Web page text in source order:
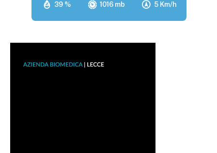
39 % 1016 mb 5 Km/h